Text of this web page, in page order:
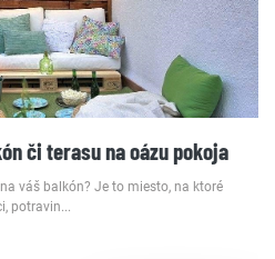
či terasu na oázu pokoja
váš balkón? Je to miesto, na ktoré
potravin...